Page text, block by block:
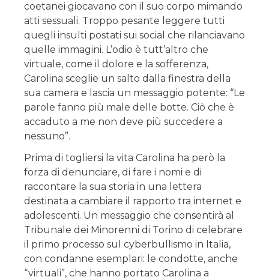
coetanei giocavano con il suo corpo mimando
atti sessuali. Troppo pesante leggere tutti
quegli insulti postati sui social che rilanciavano
quelle immagini. L’odio è tutt’altro che
virtuale, come il dolore e la sofferenza,
Carolina sceglie un salto dalla finestra della
sua camera e lascia un messaggio potente: “Le
parole fanno più male delle botte. Ciò che è
accaduto a me non deve più succedere a
nessuno”.
Prima di togliersi la vita Carolina ha però la
forza di denunciare, di fare i nomi e di
raccontare la sua storia in una lettera
destinata a cambiare il rapporto tra internet e
adolescenti. Un messaggio che consentirà al
Tribunale dei Minorenni di Torino di celebrare
il primo processo sul cyberbullismo in Italia,
con condanne esemplari: le condotte, anche
“virtuali”, che hanno portato Carolina a